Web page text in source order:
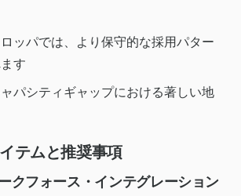
ッパでは、より保守的な採用パター
す
パシティギャップにおける著しい地
テムと推奨事項
クフォース・インテグレーション